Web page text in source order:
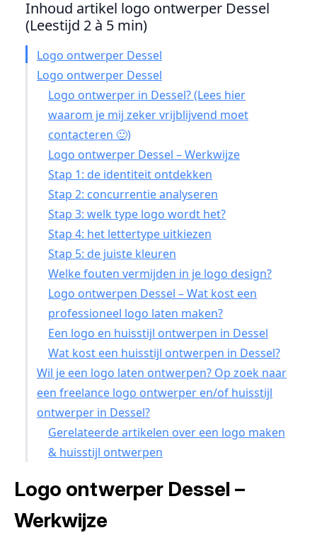
Inhoud artikel logo ontwerper Dessel
(Leestijd 2 à 5 min)
Logo ontwerper Dessel
Logo ontwerper Dessel
Logo ontwerper in Dessel? (Lees hier
waarom je mij zeker vrijblijvend moet
contacteren 🙂)
Logo ontwerper Dessel – Werkwijze
Stap 1: de identiteit ontdekken
Stap 2: concurrentie analyseren
Stap 3: welk type logo wordt het?
Stap 4: het lettertype uitkiezen
Stap 5: de juiste kleuren
Welke fouten vermijden in je logo design?
Logo ontwerpen Dessel – Wat kost een
professioneel logo laten maken?
Een logo en huisstijl ontwerpen in Dessel
Wat kost een huisstijl ontwerpen in Dessel?
Wil je een logo laten ontwerpen? Op zoek naar
een freelance logo ontwerper en/of huisstijl
ontwerper in Dessel?
Gerelateerde artikelen over een logo maken
& huisstijl ontwerpen
Logo ontwerper Dessel –
Werkwijze